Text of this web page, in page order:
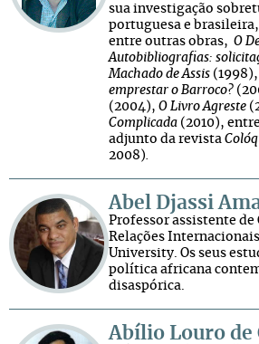
sua investigação
portuguesa e
entre outras obras, O
Autobibliografias:
Machado de Assis (1998),
emprestar o Barroco?
(2004), O Livro Agreste
Complicada (2010),
adjunto da revista
2008).
Abel Djassi
Professor assistente de
Relações
University. Os seus
política africana
disaspórica.
Abílio Louro de